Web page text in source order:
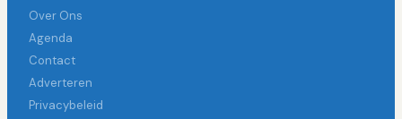
Over Ons
Agenda
Contact
Adverteren
Privacybeleid